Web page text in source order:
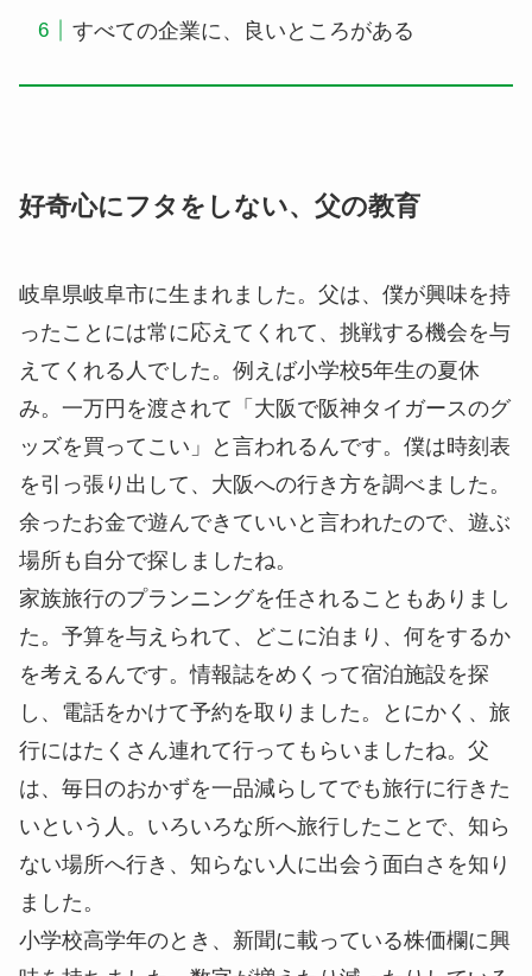
すべての企業に、良いところがある
好奇心にフタをしない、父の教育
岐阜県岐阜市に生まれました。父は、僕が興味を持
ったことには常に応えてくれて、挑戦する機会を与
えてくれる人でした。例えば小学校5年生の夏休
み。一万円を渡されて「大阪で阪神タイガースのグ
ッズを買ってこい」と言われるんです。僕は時刻表
を引っ張り出して、大阪への行き方を調べました。
余ったお金で遊んできていいと言われたので、遊ぶ
場所も自分で探しましたね。
家族旅行のプランニングを任されることもありまし
た。予算を与えられて、どこに泊まり、何をするか
を考えるんです。情報誌をめくって宿泊施設を探
し、電話をかけて予約を取りました。とにかく、旅
行にはたくさん連れて行ってもらいましたね。父
は、毎日のおかずを一品減らしてでも旅行に行きた
いという人。いろいろな所へ旅行したことで、知ら
ない場所へ行き、知らない人に出会う面白さを知り
ました。
小学校高学年のとき、新聞に載っている株価欄に興